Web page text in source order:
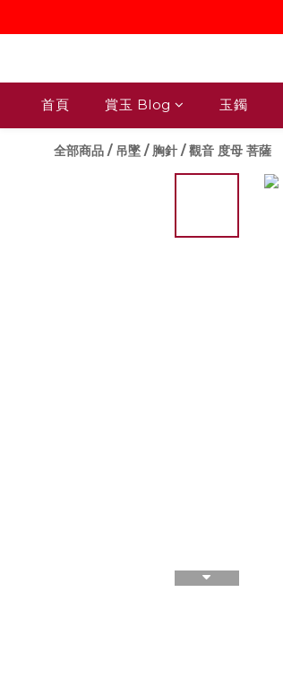
首頁 賞玉 Blog 玉鐲
全部商品 / 吊墜 / 胸針 /觀音 度母 菩薩